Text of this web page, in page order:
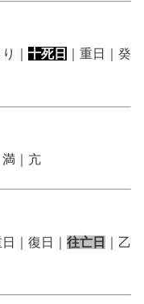
｜ 十死日
｜重日｜癸
満｜亢
日｜復日｜ 往亡日
｜乙